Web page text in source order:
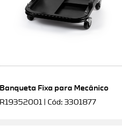
Banqueta Fixa para Mecânico
R19352001 | Cód: 3301877